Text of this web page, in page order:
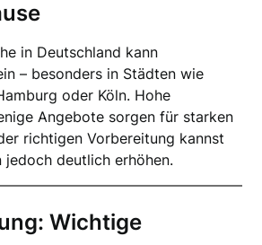
in Deutschland kann
– besonders in Städten wie
oder Köln. Hohe
Angebote sorgen für starken
richtigen Vorbereitung kannst
jedoch deutlich erhöhen.
Wichtige